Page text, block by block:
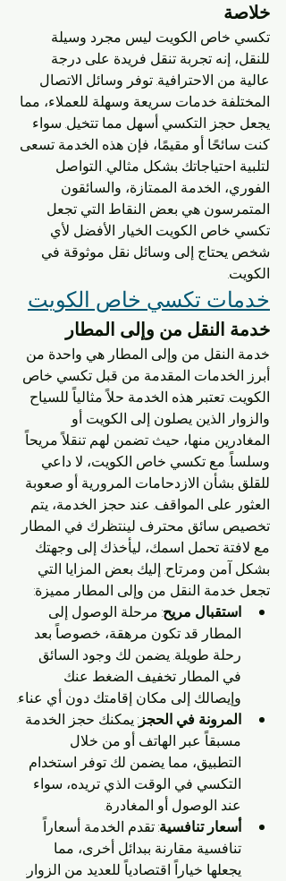
خلاصة
تكسي خاص الكويت ليس مجرد وسيلة
للنقل، إنه تجربة تنقل فريدة على درجة
عالية من الاحترافية. توفر وسائل الاتصال
المختلفة خدمات سريعة وسهلة للعملاء، مما
يجعل حجز التكسي أسهل مما تتخيل. سواء
كنت سائحًا أو مقيمًا، فإن هذه الخدمة تسعى
لتلبية احتياجاتك بشكل مثالي. التواصل
الفوري، الخدمة الممتازة، والسائقون
المتمرسون هي بعض النقاط التي تجعل
تكسي خاص الكويت الخيار الأفضل لأي
شخص يحتاج إلى وسائل نقل موثوقة في
الكويت.
خدمات تكسي خاص الكويت
خدمة النقل من وإلى المطار
خدمة النقل من وإلى المطار هي واحدة من
أبرز الخدمات المقدمة من قبل تكسي خاص
الكويت. تعتبر هذه الخدمة حلاً مثالياً للسياح
والزوار الذين يصلون إلى الكويت أو
المغادرين منها، حيث تضمن لهم تنقلاً مريحاً
وسلساً. مع تكسي خاص الكويت، لا داعي
للقلق بشأن الازدحامات المرورية أو صعوبة
العثور على المواقف. عند حجز الخدمة، يتم
تخصيص سائق محترف لينتظرك في المطار
مع لافتة تحمل اسمك، ليأخذك إلى وجهتك
بشكل آمن ومرتاح. إليك بعض المزايا التي
تجعل خدمة النقل من وإلى المطار مميزة:
استقبال مريح: مرحلة الوصول إلى
المطار قد تكون مرهقة، خصوصاً بعد
رحلة طويلة. يضمن لك وجود السائق
في المطار تخفيف الضغط عنك
وإيصالك إلى مكان إقامتك دون أي عناء.
المرونة في الحجز: يمكنك حجز الخدمة
مسبقاً عبر الهاتف أو من خلال
التطبيق، مما يضمن لك توفر استخدام
التكسي في الوقت الذي تريده، سواء
عند الوصول أو المغادرة.
أسعار تنافسية: تقدم الخدمة أسعاراً
تنافسية مقارنة ببدائل أخرى، مما
يجعلها خياراً اقتصادياً للعديد من الزوار.